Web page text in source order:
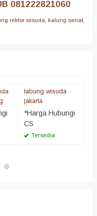
081222821060
rektor wisuda kalung senat
tabung wisuda
jakarta
*Harga Hubungi
CS
Tersedia